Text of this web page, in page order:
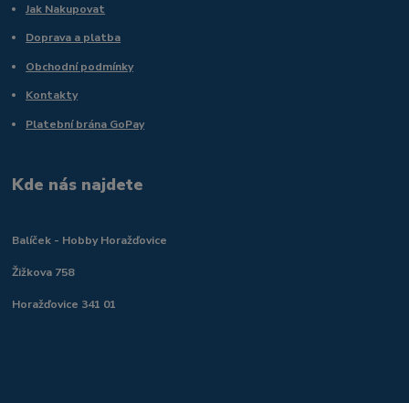
Jak Nakupovat
Doprava a platba
Obchodní podmínky
Kontakty
Platební brána GoPay
Kde nás najdete
Balíček - Hobby Horažďovice
Žižkova 758
Horažďovice 341 01